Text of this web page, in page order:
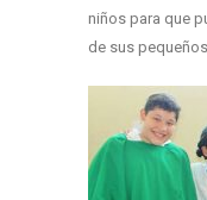
niños para que
de sus pequeños.